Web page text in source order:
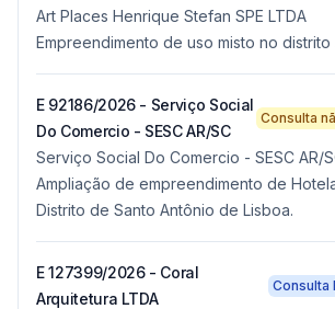
Art Places Henrique Stefan SPE LTDA
Empreendimento de uso misto no
E 92186/2026 - Serviço Social
Do Comercio - SESC AR/SC
Consulta
Serviço Social Do Comercio - SESC AR/
Ampliação de empreendimento de
Distrito de Santo Antônio de Lisboa.
E 127399/2026 - Coral
Arquitetura LTDA
Consulta